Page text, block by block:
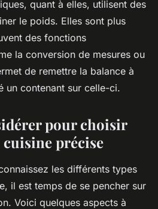
quant à elles, utilisent des
le poids. Elles sont plus
des fonctions
la conversion de mesures ou
de remettre la balance à
un contenant sur celle-ci.
pour choisir
cuisine précise
les différents types
il est temps de se pencher sur
Voici quelques aspects à